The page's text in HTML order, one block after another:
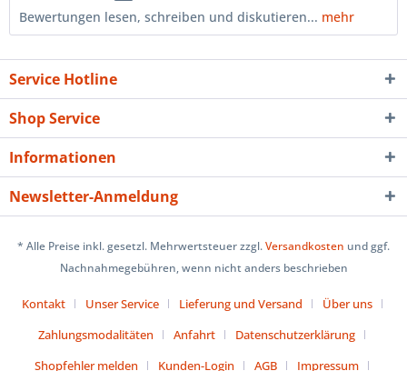
Bewertungen lesen, schreiben und diskutieren... mehr
Service Hotline
Shop Service
Informationen
Newsletter-Anmeldung
* Alle Preise inkl. gesetzl. Mehrwertsteuer zzgl.Versandkosten und ggf.
Nachnahmegebühren, wenn nicht anders beschrieben
Kontakt Unser Service Lieferung und Versand
Über uns
Zahlungsmodalitäten
Anfahrt
Datenschutzerklärung
Shopfehler melden
Kunden-Login AGB Impressum